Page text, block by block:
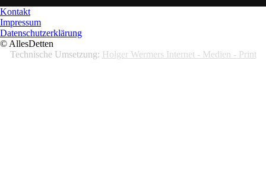
Kontakt
Impressum
Datenschutzerklärung
© AllesDetten
Technische Umsetzung: Holger Wermers Internet - Medien - Print